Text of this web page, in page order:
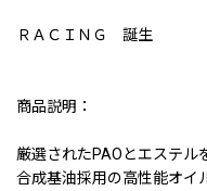
ＲＡＣＩＮＧ 誕生
商品説明：
厳選されたPAOとエステル
合成基油採用の高性能オイ